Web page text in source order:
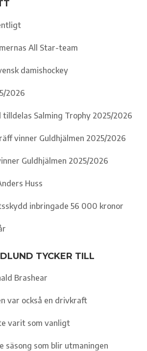
All Star-team
damishockey
2026
tilldelas Salming Trophy 2025/2026
vinner Guldhjälmen 2025/2026
Guldhjälmen 2025/2026
Huss
inbringade 56 000 kronor
TYCKER TILL
Brashear
var också en drivkraft
varit som vanligt
säsong som blir utmaningen